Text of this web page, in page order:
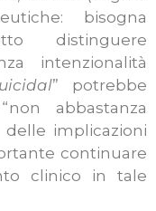
bisogna
distinguere
intenzionalità
” potrebbe
abbastanza
delle implicazioni
continuare
clinico in tale